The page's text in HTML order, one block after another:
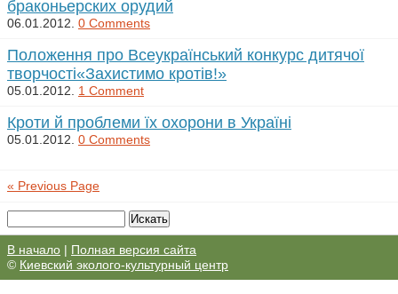
браконьерских орудий
06.01.2012. 0 Comments
Положення про Всеукраїнський конкурс дитячої
творчості«Захистимо кротів!»
05.01.2012. 1 Comment
Кроти й проблеми їх охорони в Україні
05.01.2012. 0 Comments
« Previous Page
В начало | Полная версия сайта
© Киевский эколого-культурный центр